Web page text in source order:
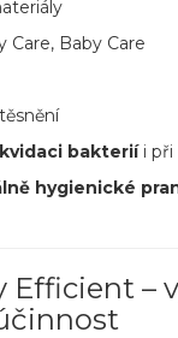
Care, Baby Care
bakteriíi při
hygienické
Efficient –